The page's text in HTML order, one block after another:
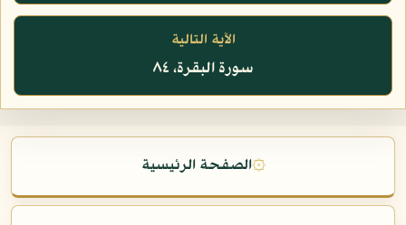
الآية التالية
سورة البقرة، ٨٤
۞الصفحة الرئيسية